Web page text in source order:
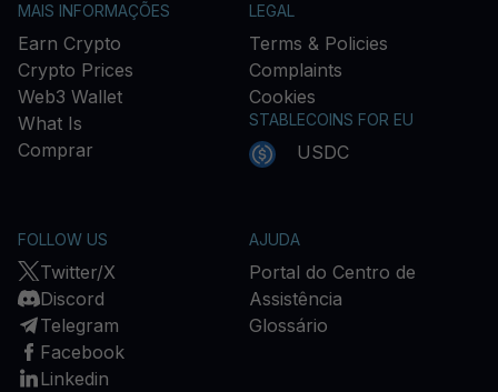
MAIS INFORMAÇÕES
Earn Crypto
Crypto Prices
Web3 Wallet
What Is
Comprar
LEGAL
Terms & Policies
Complaints
Cookies
STABLECOINS FOR EU
USDC
FOLLOW US
Twitter/X
Discord
Telegram
Facebook
Linkedin
AJUDA
Portal do Centro de
Assistência
Glossário